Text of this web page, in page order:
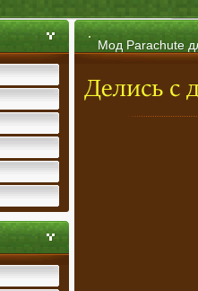
Мод Parachute